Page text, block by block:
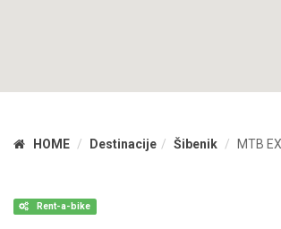
HOME Destinacije Šibenik MTB
Rent-a-bike